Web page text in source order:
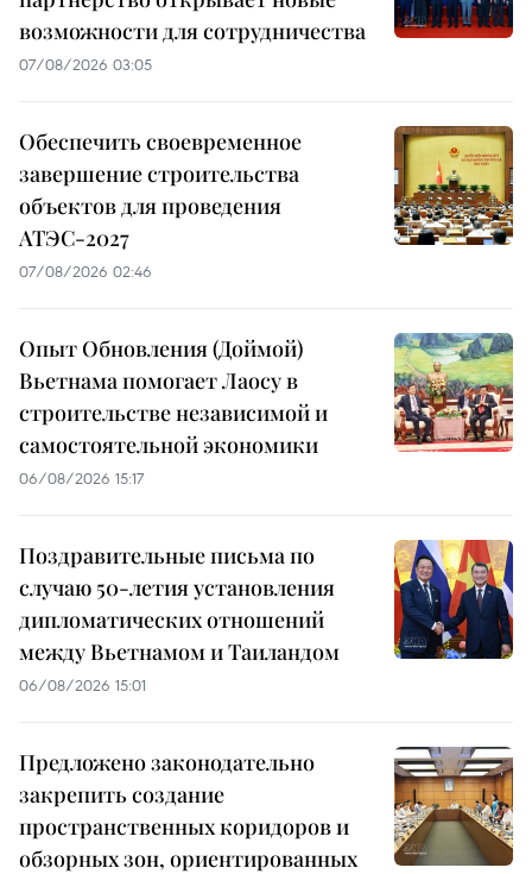
возможности для сотрудничества
07/08/2026 03:05
Обеспечить своевременное
завершение строительства
объектов для проведения
АТЭС-2027
07/08/2026 02:46
Опыт Обновления (Доймой)
Вьетнама помогает Лаосу в
строительстве независимой и
самостоятельной экономики
06/08/2026 15:17
Поздравительные письма по
случаю 50-летия установления
дипломатических отношений
между Вьетнамом и Таиландом
06/08/2026 15:01
Предложено законодательно
закрепить создание
пространственных коридоров и
обзорных зон, ориентированных